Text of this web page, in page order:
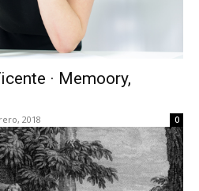
· Memoory,
2018 0